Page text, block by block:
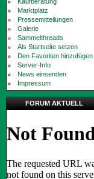
Marktplatz
Pressemitteilungen
Galerie
Sammelthreads
Als Startseite setzen
Den Favoriten hinzufügen
Server-Info
News einsenden
Impressum
FORUM AKTUELL